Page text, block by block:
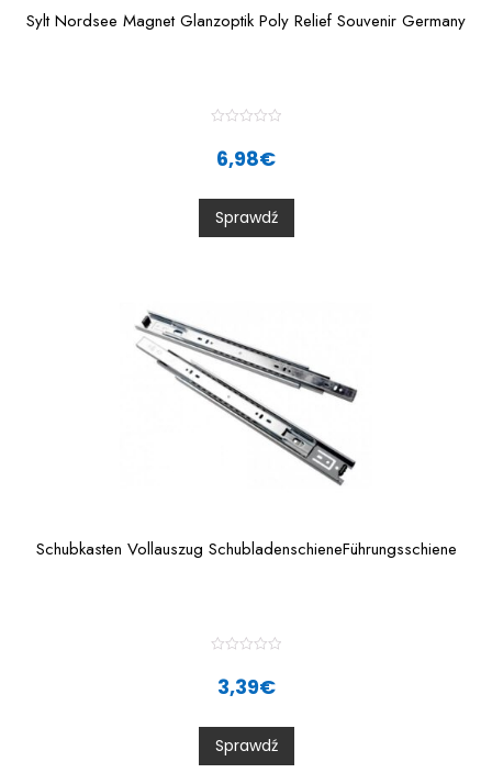
Sylt Nordsee Magnet Glanzoptik Poly Relief Souvenir Germany
0
o
u
t
6,98€
Sprawdź
Schubkasten Vollauszug SchubladenschieneFührungsschiene
0
o
u
t
3,39€
Sprawdź